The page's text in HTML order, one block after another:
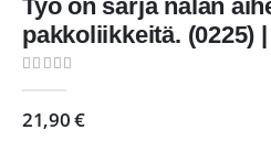
Työ on sarja nälän
pakkoliikkeitä. (0225)
21,90€